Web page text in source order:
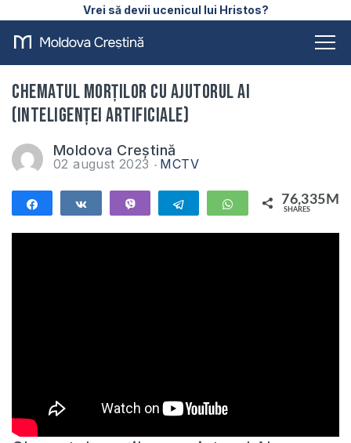
Vrei să devii ucenicul lui Hristos?
Chematul morților cu ajutorul AI
(inteligenței artificiale)
Moldova Creștină
02 august 2023 MCTV
Share Share Telegram WhatsApp76,335M
SHARES